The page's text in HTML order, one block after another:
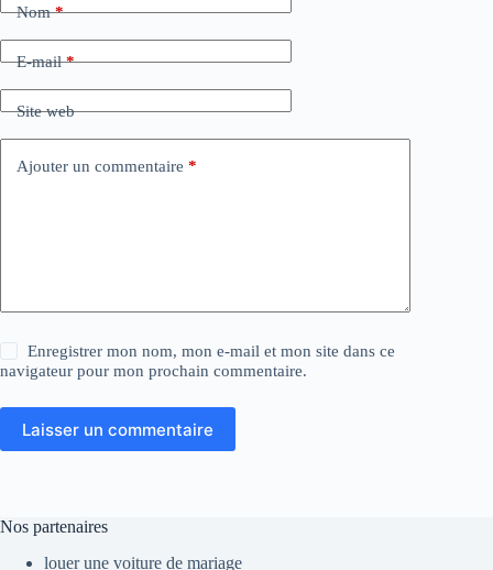
Nom*
E-mail*
Site web
Ajouter un commentaire *
Enregistrer mon nom, mon e-mail et mon site dans ce
navigateur pour mon prochain commentaire.
Laisser un commentaire
Nos partenaires
louer une voiture de mariage